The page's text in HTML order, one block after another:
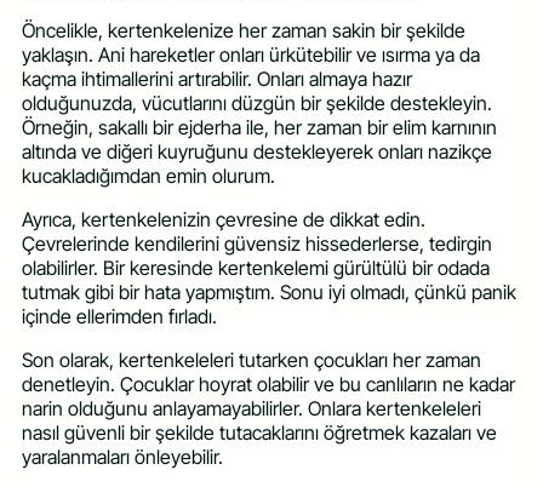
Öncelikle, kertenkelenize her zaman sakin bir şekilde
yaklaşın. Ani hareketler onları ürkütebilir ve ısırma ya da
kaçma ihtimallerini artırabilir. Onları almaya hazır
olduğunuzda, vücutlarını düzgün bir şekilde destekleyin.
Örneğin, sakallı bir ejderha ile, her zaman bir elim karnının
altında ve diğeri kuyruğunu destekleyerek onları nazikçe
kucakladığımdan emin olurum.
Ayrıca, kertenkelenizin çevresine de dikkat edin.
Çevrelerinde kendilerini güvensiz hissederlerse, tedirgin
olabilirler. Bir keresinde kertenkelemi gürültülü bir odada
tutmak gibi bir hata yapmıştım. Sonu iyi olmadı, çünkü panik
içinde ellerimden fırladı.
Son olarak, kertenkeleleri tutarken çocukları her zaman
denetleyin. Çocuklar hoyrat olabilir ve bu canlıların ne kadar
narin olduğunu anlayamayabilirler. Onlara kertenkeleleri
nasıl güvenli bir şekilde tutacaklarını öğretmek kazaları ve
yaralanmaları önleyebilir.